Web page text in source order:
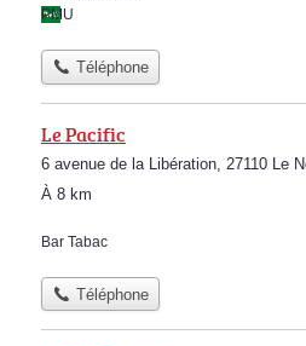
PMU
Téléphone
Le Pacific
6 avenue de la Libération, 27110 Le
À 8 km
Bar Tabac
Téléphone